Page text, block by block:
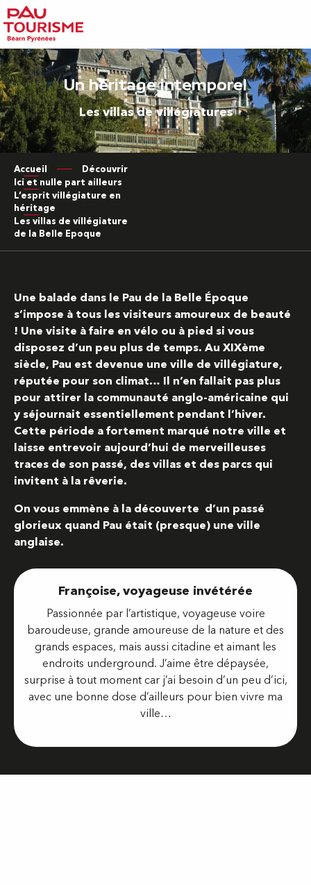
Aller
au
contenu
principal
Un héritage intemporel
Les villas de villégiatures
Accueil
Découvrir
Ici et nulle part ailleurs
L’esprit villégiature en
héritage
Les villas de villégiature
de la Belle Epoque
Une balade dans le Pau de la Belle Époque
s’impose à tous les visiteurs amoureux de beauté
! Une visite à faire en vélo ou à pied si vous
disposez d’un peu plus de temps. Au XIXème
siècle, Pau est devenue une ville de villégiature,
réputée pour son climat… Il n’en fallait pas plus
pour attirer la communauté anglo-américaine qui
y séjournait essentiellement pendant l’hiver.
Cette période a fortement marqué notre ville et
laisse entrevoir aujourd’hui de merveilleuses
traces de son passé, des villas et des parcs qui
invitent à la rêverie.
On vous emmène à la découverte d’un passé
glorieux quand Pau était (presque) une ville
anglaise.
Françoise, voyageuse invétérée
Passionnée par l’artistique, voyageuse voire
baroudeuse, grande amoureuse de la nature et des
grands espaces, mais aussi citadine et aimant les
endroits underground. J’aime être dépaysée,
surprise à tout moment car j’ai besoin d’un peu d’ici,
avec une bonne dose d’ailleurs pour bien vivre ma
ville…